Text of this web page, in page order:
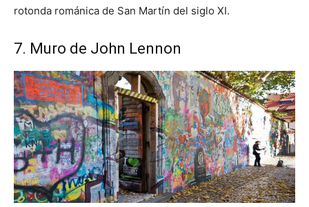
rotonda románica de San Martín del siglo XI.
7. Muro de John Lennon